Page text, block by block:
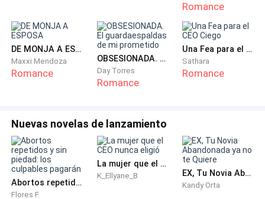
de casa sin añadir nada más.
Suspiré hondo, sintiendo un dolor agudo en el centro
de mi pecho. A veces pienso que este matrimonio no
cambio, cuando estamos solos, su frialdad me
abruma.
Me apresuré a terminar mi desayuno y salí de casa
rumbo a la empresa. Este día pinta largo y horrible, no
Romance
DE MONJA A ESPOSA
Maxxi Mendoza
Romance
OBSESIONADA. El guardaespaldas de mi prometido
Day Torres
Romance
Una Fea para el CEO Ciego
Sathara
Romance
Nuevas novelas de lanzamiento
Abortos repetidos y sin piedad: los culpables pagarán
Flores F.
La mujer que el CEO nunca eligió
K_Ellyane_B EX, Tu Novia Abandonada ya no te Quiere
Kandy Orta